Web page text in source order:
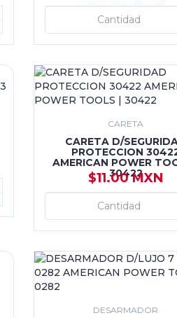
+ AGREGAR
CARETA
CARETA D/
PROTECCION
AMERICAN POWER
30422
$11.00 MXN
+ AGREGAR
DESARMADOR